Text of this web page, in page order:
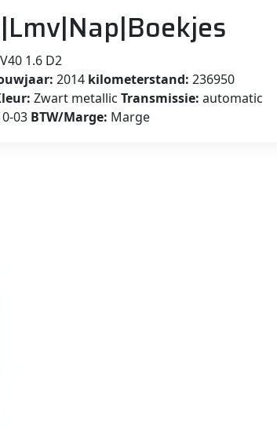
1.6 D2
2014 kilometerstand: 236950
Zwart metallic Transmissie: automatic
03 BTW/Marge: Marge